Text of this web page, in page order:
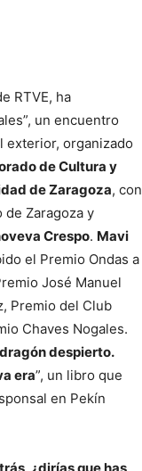
RTVE, ha
un encuentro
exterior, organizado
de Cultura y
de Zaragoza, con
de Zaragoza y
Crespo. Mavi
el Premio Ondas a
José Manuel
Premio del Club
Chaves Nogales.
despierto.
era”, un libro que
en Pekín
¿dirías que has